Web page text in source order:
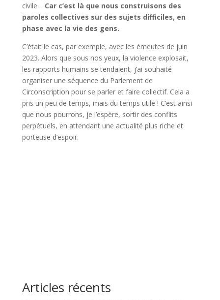
civile… Car c’est là que nous construisons des
paroles collectives sur des sujets difficiles, en
phase avec la vie des gens.
C’était le cas, par exemple, avec les émeutes de juin
2023. Alors que sous nos yeux, la violence explosait,
les rapports humains se tendaient, j’ai souhaité
organiser une séquence du Parlement de
Circonscription pour se parler et faire collectif. Cela a
pris un peu de temps, mais du temps utile ! C’est ainsi
que nous pourrons, je l’espère, sortir des conflits
perpétuels, en attendant une actualité plus riche et
porteuse d’espoir.
Articles récents